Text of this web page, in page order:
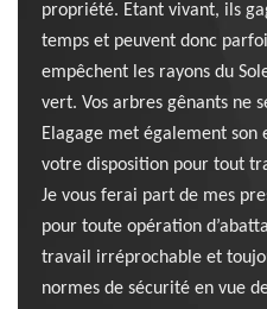
propriété. Etant vivant, ils
temps et peuvent donc
empêchent les rayons du
vert. Vos arbres gênants ne
Elagage met également son
votre disposition pour tout
Je vous ferai part de mes
pour toute opération
travail irréprochable et
normes de sécurité en vue